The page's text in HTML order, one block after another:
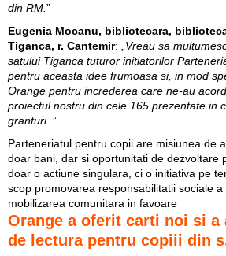
din RM. ”
Eugenia Mocanu, bibliotecara,
Tiganca, r. Cantemir: „ Vreau sa
satului Tiganca tuturor initiatorilor
pentru aceasta idee frumoasa si, in mod
Orange pentru increderea care ne-au
proiectul nostru din cele 165 prezentate in
granturi. ”
Parteneriatul pentru copii are misiunea de
doar bani, dar si oportunitati de dezvoltare
doar o actiune singulara, ci o initiativa pe
scop promovarea responsabilitatii sociale
mobilizarea comunitara in favoare
Orange a oferit carti noi si a
de lectura pentru copiii din